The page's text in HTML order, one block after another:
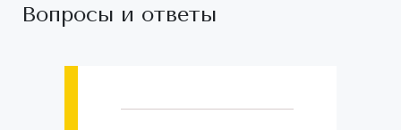
Вопросы и ответы